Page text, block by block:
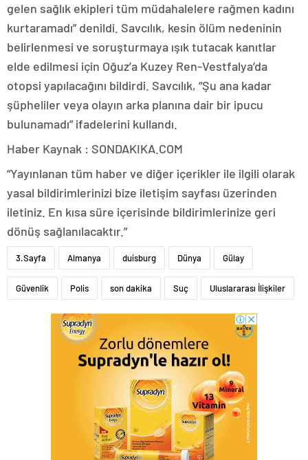
gelen sağlık ekipleri tüm müdahalelere rağmen kadını
kurtaramadı” denildi. Savcılık, kesin ölüm nedeninin
belirlenmesi ve soruşturmaya ışık tutacak kanıtlar
elde edilmesi için Oğuz’a Kuzey Ren-Vestfalya’da
otopsi yapılacağını bildirdi. Savcılık, “Şu ana kadar
şüpheliler veya olayın arka planına dair bir ipucu
bulunamadı” ifadelerini kullandı.
Haber Kaynak : SONDAKIKA.COM
“Yayınlanan tüm haber ve diğer içerikler ile ilgili olarak
yasal bildirimlerinizi bize iletişim sayfası üzerinden
iletiniz. En kısa süre içerisinde bildirimlerinize geri
dönüş sağlanılacaktır.”
3.Sayfa Almanya duisburg Dünya Gülay
Güvenlik Polis son dakika Suç Uluslararası İlişkiler